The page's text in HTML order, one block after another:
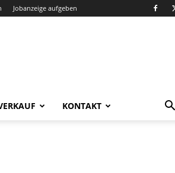
Jobanzeige aufgeben
KONTAKT